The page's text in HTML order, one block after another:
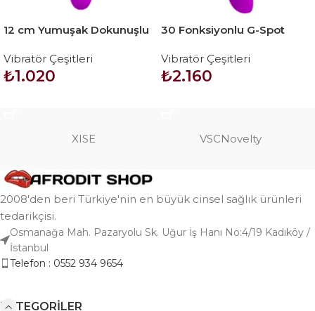
12 cm Yumuşak Dokunuşlu
Vibratör Çeşitleri
₺1.020
30 Fonksiyonlu G-Spot
Vibratör Dildo – Cvelyn
Vibratör Çeşitleri
₺2.160
XISE VSCNovelty
2008'den beri Türkiye'nin en büyük cinsel sağlık ürünleri
tedarikçisi.
Osmanağa Mah. Pazaryolu Sk. Uğur İş Hanı No:4/19 Kadıköy /
İstanbul
Telefon : 0552 934 9654
KATEGORILER